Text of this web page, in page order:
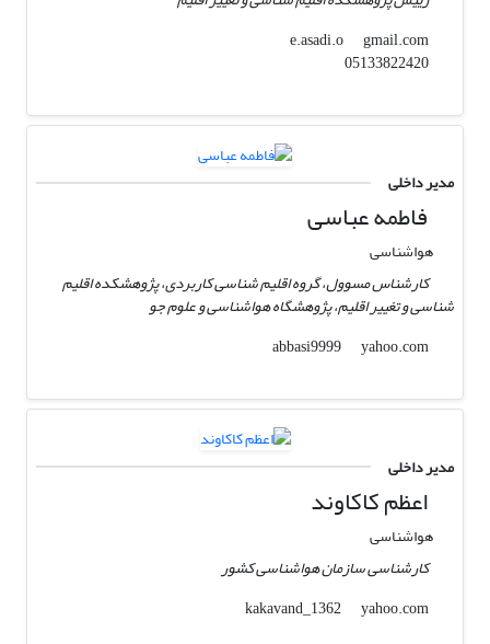
e.asadi.o
gmail.com
05133822420
مدیر داخلی
فاطمه عباسی
هواشناسی
کارشناس مسوول، گروه اقلیم شناسی کاربردی، پژوهشکده اقلیم
شناسی و تغییر اقلیم، پژوهشگاه هواشناسی و علوم جو
abbasi9999
yahoo.com
مدیر داخلی
اعظم کاکاوند
هواشناسی
کارشناسی سازمان هواشناسی کشور
kakavand_1362
yahoo.com